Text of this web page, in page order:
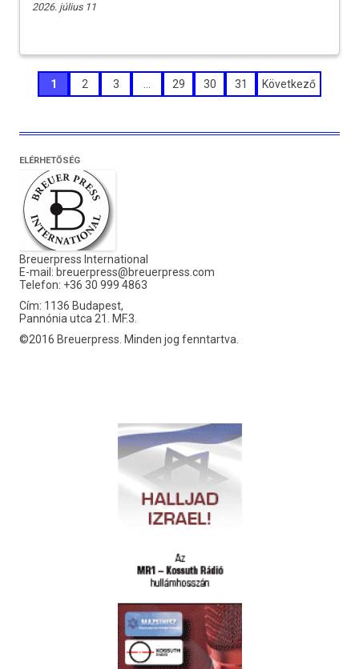
2026. július 11
Bejegyzések
1 2 3 29 30 31 Következő
ELÉRHETŐSÉG
Breuerpress International
E-mail: breuerpress@breuerpress.com
Telefon: +36 30 999 4863
Cím: 1136 Budapest,
Pannónia utca 21. MF.3.
©2016 Breuerpress. Minden jog fenntartva.